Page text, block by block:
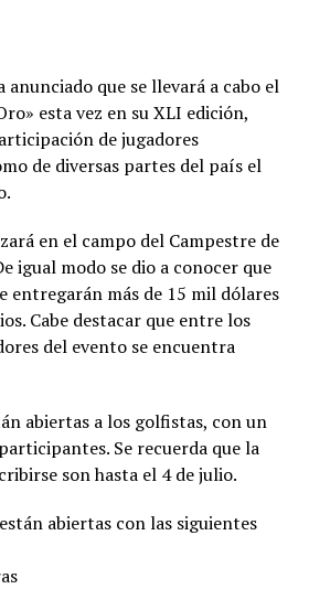
anunciado que se llevará a cabo el
esta vez en su XLI edición,
de jugadores
de diversas partes del país el
en el campo del Campestre de
igual modo se dio a conocer que
entregarán más de 15 mil dólares
Cabe destacar que entre los
del evento se encuentra
abiertas a los golfistas, con un
Se recuerda que la
son hasta el 4 de julio.
abiertas con las siguientes